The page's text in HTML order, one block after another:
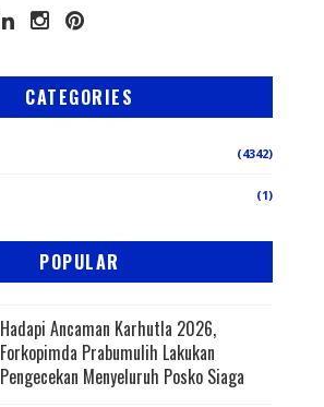
CATEGORIES
(4342)
(1)
POPULAR
Hadapi Ancaman Karhutla 2026,
Forkopimda Prabumulih Lakukan
Pengecekan Menyeluruh Posko Siaga